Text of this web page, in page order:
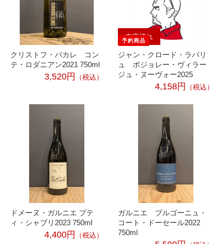
クリストフ・パカレ コン
テ・ロダニアン2021 750ml
3,520円 （税込）
在庫切れ
ジャン・クロード・ラパリ
ュ ボジョレー・ヴィラー
ジュ・ヌーヴォー2025
4,158円 （税込）
ドメーヌ・ガルニエ プテ
ィ・シャブリ2023 750ml
4,400円 （税込）
ガルニエ ブルゴーニュ・
コート・ドーセール2022
750ml